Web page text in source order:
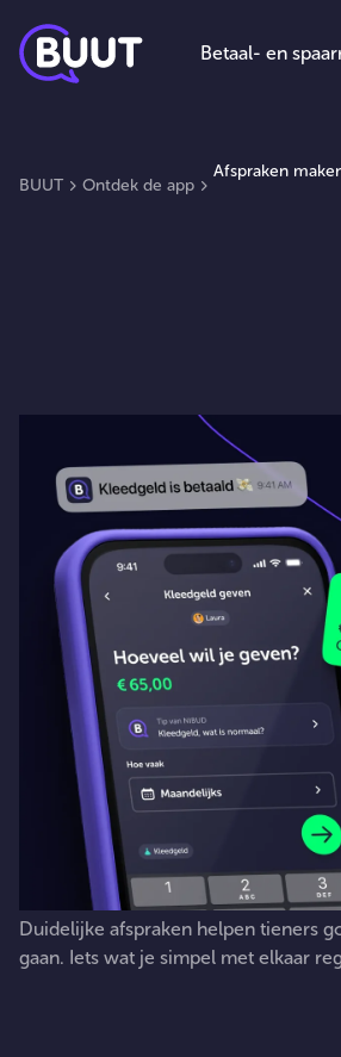
Betaal- en
BUUT Ontdek de app
Afspraken
Duidelijke afspraken helpen tieners
gaan. Iets wat je simpel met elkaar